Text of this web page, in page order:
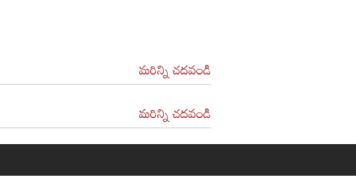
మరిన్ని చదవండి
మరిన్ని చదవండి